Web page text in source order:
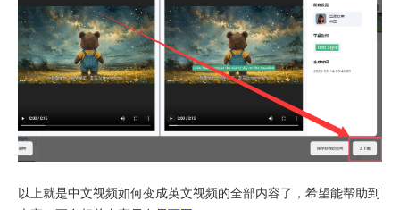
以上就是中文视频如何变成英文视频的全部内容了，希望能帮助到